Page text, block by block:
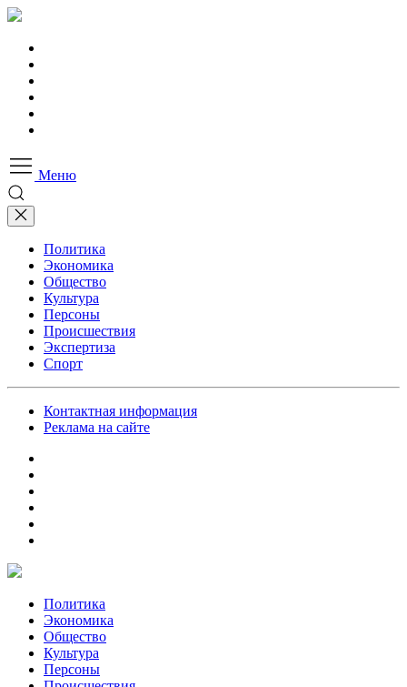
Меню
Политика
Экономика
Общество
Культура
Персоны
Происшествия
Экспертиза
Спорт
Контактная информация
Реклама на сайте
Политика
Экономика
Общество
Культура
Персоны